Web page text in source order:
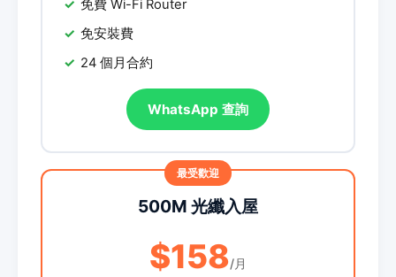
免費 Wi-Fi Router
免安裝費
24 個月合約
WhatsApp 查詢
500M 光纖入屋
$158/月